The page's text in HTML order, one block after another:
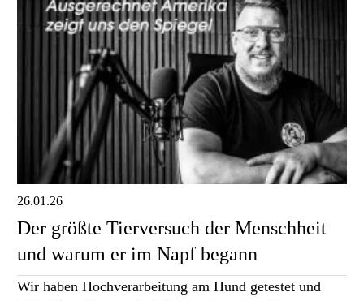
26.01.26
Der größte Tierversuch der Menschheit
und warum er im Napf begann
Wir haben Hochverarbeitung am Hund getestet und